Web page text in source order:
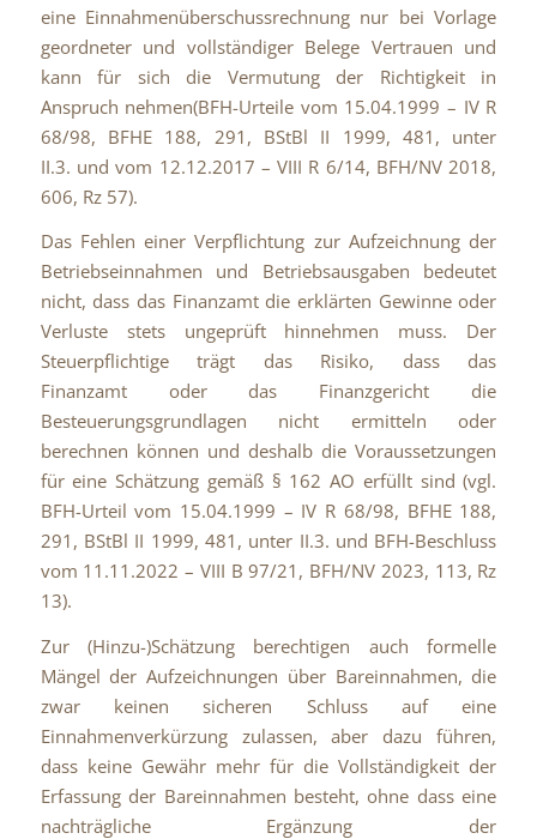
eine Einnahmenüberschussrechnung nur bei Vorlage
geordneter und vollständiger Belege Vertrauen und
kann für sich die Vermutung der Richtigkeit in
Anspruch nehmen(BFH-Urteile vom 15.04.1999 – IV R
68/98, BFHE 188, 291, BStBl II 1999, 481, unter
II.3. und vom 12.12.2017 – VIII R 6/14, BFH/NV 2018,
606, Rz 57).
Das Fehlen einer Verpflichtung zur Aufzeichnung der
Betriebseinnahmen und Betriebsausgaben bedeutet
nicht, dass das Finanzamt die erklärten Gewinne oder
Verluste stets ungeprüft hinnehmen muss. Der
Steuerpflichtige trägt das Risiko, dass das
Finanzamt oder das Finanzgericht die
Besteuerungsgrundlagen nicht ermitteln oder
berechnen können und deshalb die Voraussetzungen
für eine Schätzung gemäß § 162 AO erfüllt sind (vgl.
BFH-Urteil vom 15.04.1999 – IV R 68/98, BFHE 188,
291, BStBl II 1999, 481, unter II.3. und BFH-Beschluss
vom 11.11.2022 – VIII B 97/21, BFH/NV 2023, 113, Rz
13).
Zur (Hinzu-)Schätzung berechtigen auch formelle
Mängel der Aufzeichnungen über Bareinnahmen, die
zwar keinen sicheren Schluss auf eine
Einnahmenverkürzung zulassen, aber dazu führen,
dass keine Gewähr mehr für die Vollständigkeit der
Erfassung der Bareinnahmen besteht, ohne dass eine
nachträgliche Ergänzung der